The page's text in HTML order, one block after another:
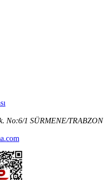
No:6/1 SÜRMENE/TRABZON